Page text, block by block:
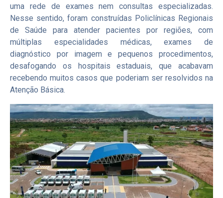
uma rede de exames nem consultas especializadas.
Nesse sentido, foram construídas Policlínicas Regionais
de Saúde para atender pacientes por regiões, com
múltiplas especialidades médicas, exames de
diagnóstico por imagem e pequenos procedimentos,
desafogando os hospitais estaduais, que acabavam
recebendo muitos casos que poderiam ser resolvidos na
Atenção Básica.